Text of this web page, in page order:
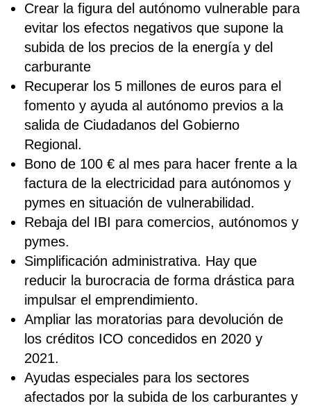
Crear la figura del autónomo vulnerable para
evitar los efectos negativos que supone la
subida de los precios de la energía y del
carburante
Recuperar los 5 millones de euros para el
fomento y ayuda al autónomo previos a la
salida de Ciudadanos del Gobierno
Regional.
Bono de 100 € al mes para hacer frente a la
factura de la electricidad para autónomos y
pymes en situación de vulnerabilidad.
Rebaja del IBI para comercios, autónomos y
pymes.
Simplificación administrativa. Hay que
reducir la burocracia de forma drástica para
impulsar el emprendimiento.
Ampliar las moratorias para devolución de
los créditos ICO concedidos en 2020 y
2021.
Ayudas especiales para los sectores
afectados por la subida de los carburantes y